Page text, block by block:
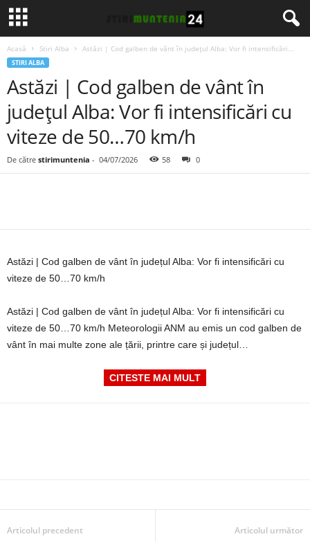
Acasă Stiri Alba Astăzi | Cod galben de vânt în județul Alba: Vor fi intensificări...
STIRI ALBA
Astăzi | Cod galben de vânt în
județul Alba: Vor fi intensificări cu
viteze de 50…70 km/h
De către stirimuntenia - 04/07/2026 58 0
Astăzi | Cod galben de vânt în județul Alba: Vor fi intensificări cu
viteze de 50…70 km/h
Astăzi | Cod galben de vânt în județul Alba: Vor fi intensificări cu
viteze de 50…70 km/h Meteorologii ANM au emis un cod galben de
vânt în mai multe zone ale țării, printre care și județul…
CITESTE MAI MULT
Articolul precedent Articolul următor